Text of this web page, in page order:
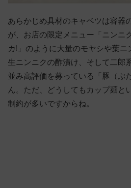
あらかじめ具材のキャベツは容器
が、お店の限定メニュー「ニンニ
カ!」のように大量のモヤシや葉ニ
生ニンニクの酢漬け、そして二郎
並み高評価を募っている「豚（ぶ
ん。ただ、どうしてもカップ麺と
制約が多いですからね。